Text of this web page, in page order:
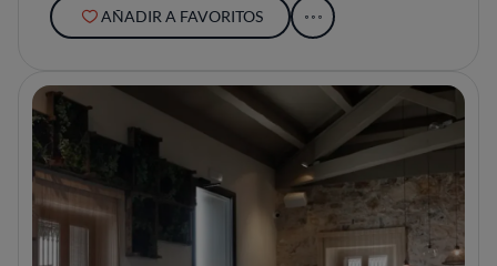
AÑADIR A FAVORITOS